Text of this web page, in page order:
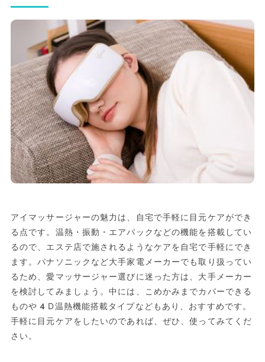
アイマッサージャーの魅力は、自宅で手軽に目元ケアができ
る点です。温熱・振動・エアパックなどの機能を搭載してい
るので、エステ店で施されるようなケアを自宅で手軽にでき
ます。パナソニックなど大手家電メーカーでも取り扱ってい
るため、愛マッサージャー選びに迷った方は、大手メーカー
を検討してみましょう。中には、こめかみまでカバーできる
ものや4D温熱機能搭載タイプなどもあり、おすすめです。
手軽に目元ケアをしたいのであれば、ぜひ、使ってみてくだ
さい。